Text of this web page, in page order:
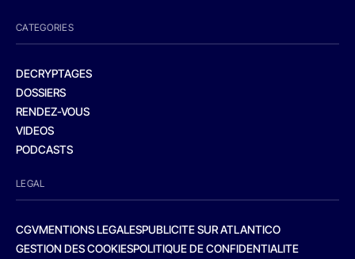
CATEGORIES
DECRYPTAGES
DOSSIERS
RENDEZ-VOUS
VIDEOS
PODCASTS
LEGAL
CGVMENTIONS LEGALESPUBLICITE SUR ATLANTICO
GESTION DES COOKIESPOLITIQUE DE CONFIDENTIALITE